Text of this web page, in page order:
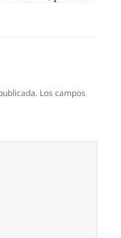
Los campos